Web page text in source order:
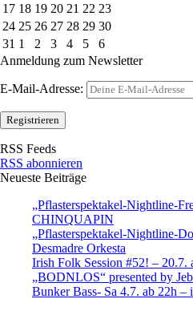
17 18 19 20 21 22 23
24 25 26 27 28 29 30
31 1 2 3 4 5
6
Anmeldung zum Newsletter
E-Mail-Adresse:
RSS Feeds
RSS abonnieren
Neueste Beiträge
„Pflasterspektakel-Nightline-
CHINQUAPIN
„Pflasterspektakel-Nightline-
Desmadre Orkesta
Irish Folk Session #52! – 20.7.
„BODNLOS“ presented by
Bunker Bass- Sa 4.7. ab 22h –